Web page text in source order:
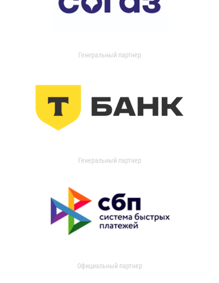
Генеральный партнер
Генеральный партнер
Официальный партнер